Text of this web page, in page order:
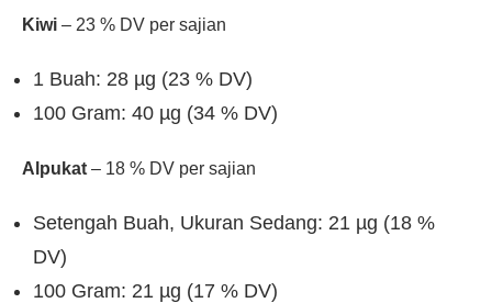
Kiwi – 23 % DV per sajian
1 Buah: 28 µg (23 % DV)
100 Gram: 40 µg (34 % DV)
Alpukat – 18 % DV per sajian
Setengah Buah, Ukuran Sedang: 21 µg (18 %
DV)
100 Gram: 21 µg (17 % DV)